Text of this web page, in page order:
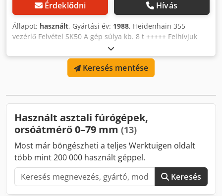
Érdeklődni Hívás
Állapot: használt, Gyártási év: 1988, Heidenhain 355
vezérlő Felvétel SK50 A gép súlya kb. 8 t +++++ Felhívjuk
figyelmét, hogy a gép szétszerelve és berakodásra készen
áll. feltétele az. Emiatt a hatalom alatti tüntetés vagy a
Videó készítése nem lehetséges. Ezen kívül hirdetésünk a
leginformatívabb fotókat tartalmazza lehető legjobb
Keresés mentése
Használt asztali fúrógépek,
orsóátmérő 0–79 mm (13)
Most már böngészheti a teljes Werktuigen oldalt
több mint 200 000 használt géppel.
Keresés